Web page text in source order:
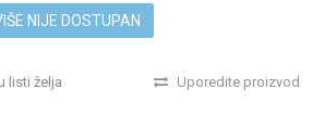
NIJE DOSTUPAN
listi želja Uporedite proizvod